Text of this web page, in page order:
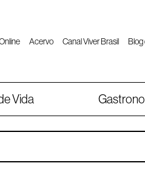
Acervo Canal Viver Brasil Blog
Vida